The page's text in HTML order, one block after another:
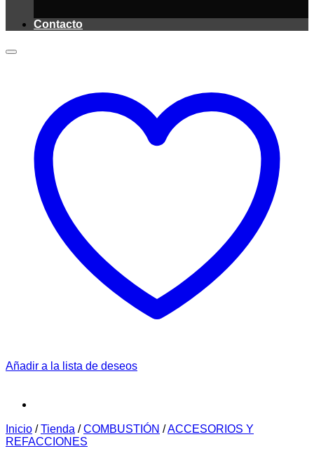
Contacto
Añadir a la lista de deseos
Inicio / Tienda / COMBUSTIÓN /ACCESORIOS Y
REFACCIONES